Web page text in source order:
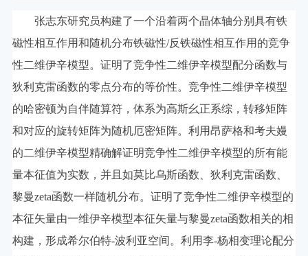
张志东研究员构建了一个沿着两个晶体轴分别具有铁
磁性相互作用和随机分布铁磁性/反铁磁性相互作用的竞争
性二维伊辛模型。证明了竞争性二维伊辛模型配分函数与
狄利克雷函数的零点分布的等价性。竞争性二维伊辛模型
的哈密顿为自伴随算符，体系为高斯幺正系综，转移矩阵
和对应的旋转矩阵为随机厄密矩阵。利用昂萨格和考夫嫚
的二维伊辛模型精确解证明竞争性二维伊辛模型的所有能
量本征值为实数，并且如莫比乌斯函数、狄利克雷函数、
黎曼zeta函数一样随机分布。证明了竞争性二维伊辛模型的
本征矢量由一维伊辛模型本征矢量与黎曼zeta函数相关的相
构建，形成希尔伯特-波利亚空间。利用李-杨相变理论配分